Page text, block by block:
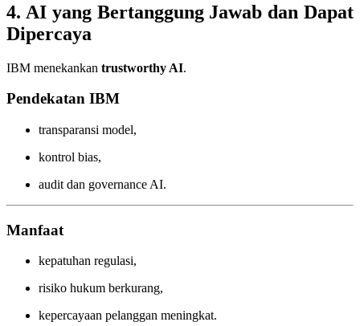
4. AI yang Bertanggung Jawab dan Dapat
Dipercaya
IBM menekankan trustworthy AI.
Pendekatan IBM
transparansi model,
kontrol bias,
audit dan governance AI.
Manfaat
kepatuhan regulasi,
risiko hukum berkurang,
kepercayaan pelanggan meningkat.